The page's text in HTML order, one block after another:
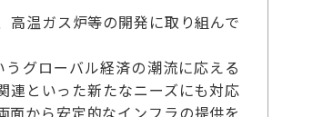
高温ガス炉等の開発に取り組んで
グローバル経済の潮流に応える
連といった新たなニーズにも対応
から安定的なインフラの提供を